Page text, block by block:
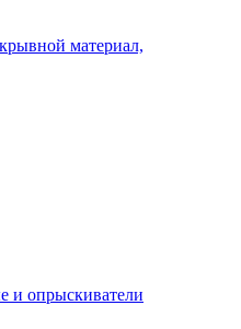
материал,
и опрыскиватели